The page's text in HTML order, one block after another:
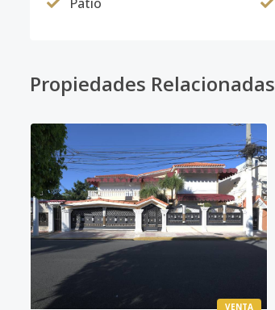
Propiedades Relacionadas
VENTA